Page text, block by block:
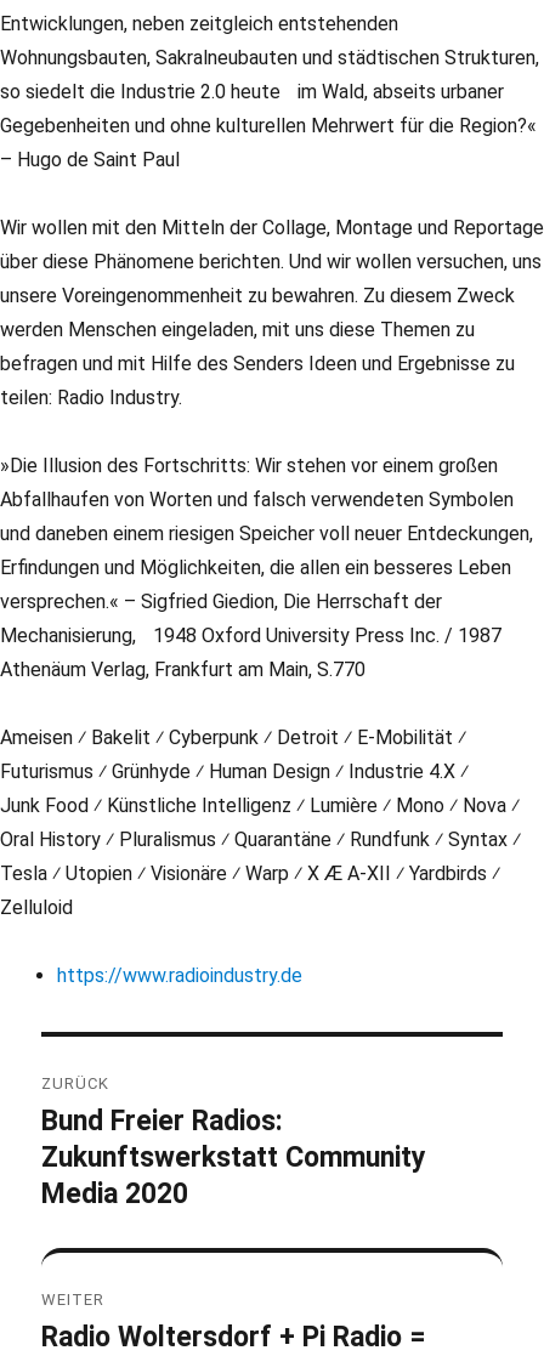
Entwicklungen, neben zeitgleich entstehenden
Wohnungsbauten, Sakralneubauten und städtischen Strukturen,
so siedelt die Industrie 2.0 heute im Wald, abseits urbaner
Gegebenheiten und ohne kulturellen Mehrwert für die Region?«
– Hugo de Saint Paul
Wir wollen mit den Mitteln der Collage, Montage und Reportage
über diese Phänomene berichten. Und wir wollen versuchen, uns
unsere Voreingenommenheit zu bewahren. Zu diesem Zweck
werden Menschen eingeladen, mit uns diese Themen zu
befragen und mit Hilfe des Senders Ideen und Ergebnisse zu
teilen: Radio Industry.
»Die Illusion des Fortschritts: Wir stehen vor einem großen
Abfallhaufen von Worten und falsch verwendeten Symbolen
und daneben einem riesigen Speicher voll neuer Entdeckungen,
Erfindungen und Möglichkeiten, die allen ein besseres Leben
versprechen.« – Sigfried Giedion, Die Herrschaft der
Mechanisierung, 1948 Oxford University Press Inc. / 1987
Athenäum Verlag, Frankfurt am Main, S.770
Ameisen ⁄ Bakelit ⁄ Cyberpunk ⁄ Detroit ⁄ E-Mobilität ⁄
Futurismus ⁄ Grünhyde ⁄ Human Design ⁄ Industrie 4.X ⁄
Junk Food ⁄ Künstliche Intelligenz ⁄ Lumière ⁄ Mono ⁄ Nova ⁄
Oral History ⁄ Pluralismus ⁄ Quarantäne ⁄ Rundfunk ⁄ Syntax ⁄
Tesla ⁄ Utopien ⁄ Visionäre ⁄ Warp ⁄ X Æ A-XII ⁄ Yardbirds ⁄
Zelluloid
https://www.radioindustry.de
ZURÜCK
Vorheriger
Beitrag:
Bund Freier Radios:
Zukunftswerkstatt Community
Media 2020
WEITER
Nächster
Radio Woltersdorf + Pi Radio =